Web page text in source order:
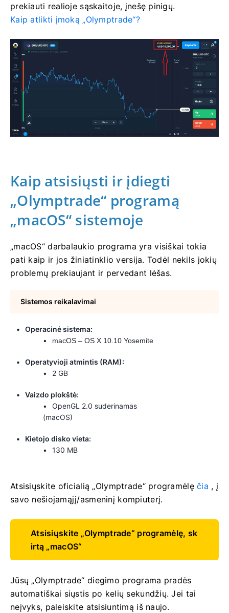
prekiauti realioje sąskaitoje, įnešę pinigų.
Kaip atlikti įmoką „Olymptrade“?
Kaip atsisiųsti ir įdiegti
„Olymptrade“ programą
„macOS“ sistemoje
„macOS“ darbalaukio programa yra visiškai tokia
pati kaip ir jos žiniatinklio versija. Todėl nekils jokių
problemų prekiaujant ir pervedant lėšas.
Sistemos reikalavimai
Operacinė sistema:
macOS – OS X 10.10 Yosemite
Operatyvioji atmintis (RAM):
2 GB
Vaizdo plokštė:
OpenGL 2.0 suderinamas
(macOS)
Kietojo disko vieta:
130 MB
Atsisiųskite oficialią „Olymptrade“ programėlęčia , į
savo nešiojamąjį/asmeninį kompiuterį.
Atsisiųskite „Olymptrade“ programėlę, sk
irtą „macOS“
Jūsų „Olymptrade“ diegimo programa pradės
automatiškai siųstis po kelių sekundžių. Jei tai
neįvyks, paleiskite atsisiuntimą iš naujo.